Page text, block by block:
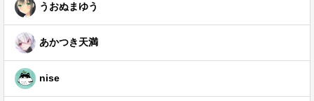
うおぬまゆう
あかつき天満
nise